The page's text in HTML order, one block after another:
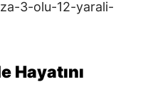
Hayatını